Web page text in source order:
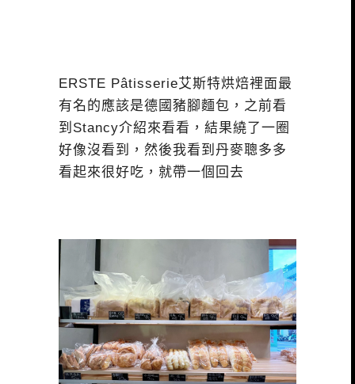
ERSTE Pâtisserie艾斯特烘焙裡面最
有名的應該是德國豬腳麵包，之前看
到Stancy介紹來看看，結果繞了一圈
好像沒看到，然後我看到丹麥聰多多
看起來很好吃，就帶一個回去